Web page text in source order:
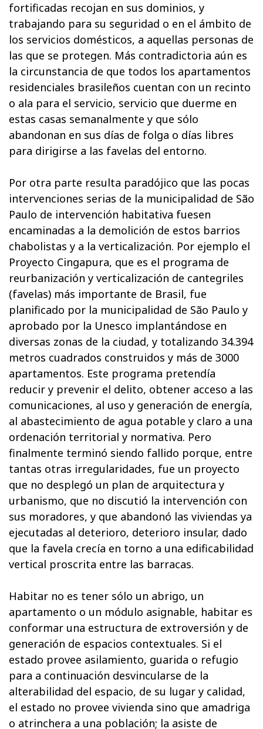
fortificadas recojan en sus dominios, y
trabajando para su seguridad o en el ámbito de
los servicios domésticos, a aquellas personas de
las que se protegen. Más contradictoria aún es
la circunstancia de que todos los apartamentos
residenciales brasileños cuentan con un recinto
o ala para el servicio, servicio que duerme en
estas casas semanalmente y que sólo
abandonan en sus días de folga o días libres
para dirigirse a las favelas del entorno.
Por otra parte resulta paradójico que las pocas
intervenciones serias de la municipalidad de São
Paulo de intervención habitativa fuesen
encaminadas a la demolición de estos barrios
chabolistas y a la verticalización. Por ejemplo el
Proyecto Cingapura, que es el programa de
reurbanización y verticalización de cantegriles
(favelas) más importante de Brasil, fue
planificado por la municipalidad de São Paulo y
aprobado por la Unesco implantándose en
diversas zonas de la ciudad, y totalizando 34.394
metros cuadrados construidos y más de 3000
apartamentos. Este programa pretendía
reducir y prevenir el delito, obtener acceso a las
comunicaciones, al uso y generación de energía,
al abastecimiento de agua potable y claro a una
ordenación territorial y normativa. Pero
finalmente terminó siendo fallido porque, entre
tantas otras irregularidades, fue un proyecto
que no desplegó un plan de arquitectura y
urbanismo, que no discutió la intervención con
sus moradores, y que abandonó las viviendas ya
ejecutadas al deterioro, deterioro insular, dado
que la favela crecía en torno a una edificabilidad
vertical proscrita entre las barracas.
Habitar no es tener sólo un abrigo, un
apartamento o un módulo asignable, habitar es
conformar una estructura de extroversión y de
generación de espacios contextuales. Si el
estado provee asilamiento, guarida o refugio
para a continuación desvincularse de la
alterabilidad del espacio, de su lugar y calidad,
el estado no provee vivienda sino que amadriga
o atrinchera a una población; la asiste de